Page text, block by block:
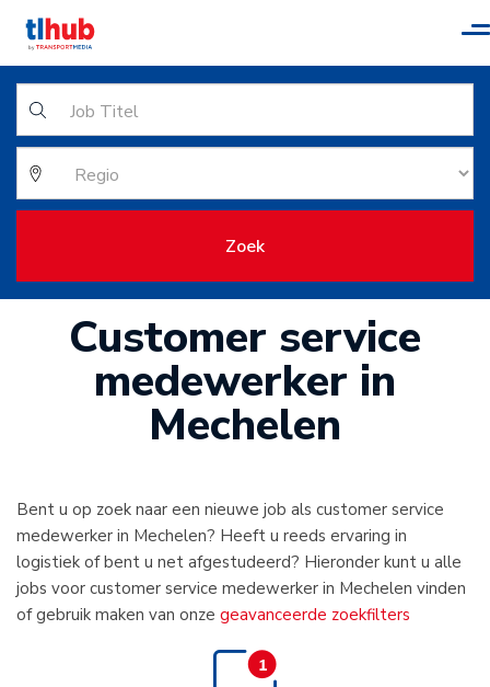
Zoek
Customer service
medewerker in
Mechelen
Bent u op zoek naar een nieuwe job als customer service
medewerker in Mechelen? Heeft u reeds ervaring in
logistiek of bent u net afgestudeerd? Hieronder kunt u alle
jobs voor customer service medewerker in Mechelen vinden
of gebruik maken van onze geavanceerde zoekfilters